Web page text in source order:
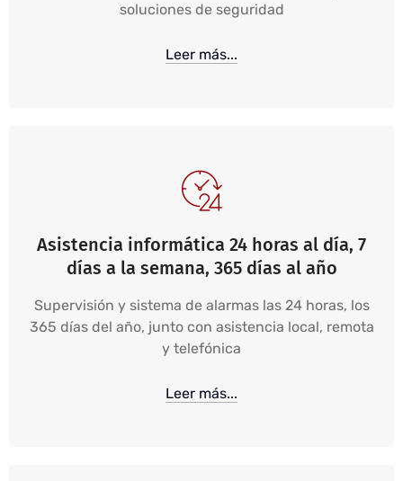
soluciones de seguridad
Leer más...
Asistencia informática 24 horas al día, 7
días a la semana, 365 días al año
Supervisión y sistema de alarmas las 24 horas, los
365 días del año, junto con asistencia local, remota
y telefónica
Leer más...